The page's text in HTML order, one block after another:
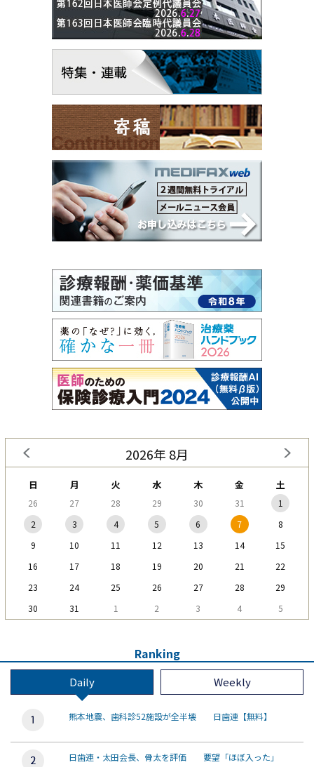
2026年 8月
日 月 火 水 木 金 土
26 27 28 29 30 31
1
2
3 4 5 6 7
8
9
10 11 12 13 14
15
16
17 18 19 20 21
22
23
24 25 26 27 28
29
30
31 1 2 3 4 5
Ranking
Daily Weekly
熊本地震、歯科診52施設が全半壊 日歯連【無料】
日歯連・太田会長、骨太を評価 要望「ほぼ入った」